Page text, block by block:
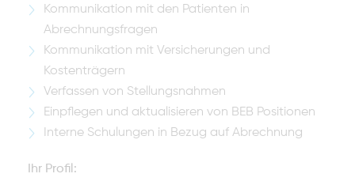
Kommunikation mit den Patienten in
Abrechnungsfragen
Kommunikation mit Versicherungen und
Kostenträgern
Verfassen von Stellungsnahmen
Einpflegen und aktualisieren von BEB Positionen
Interne Schulungen in Bezug auf Abrechnung
Ihr Profil: